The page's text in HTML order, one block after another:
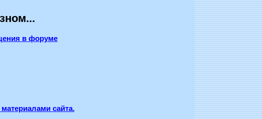
в форуме
сайта.